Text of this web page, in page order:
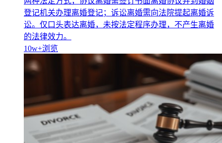
登记机关办理离婚登记；诉讼离婚需向法院提起离婚诉
讼。仅口头表达离婚，未按法定程序办理，不产生离婚
的法律效力。
10w+浏览